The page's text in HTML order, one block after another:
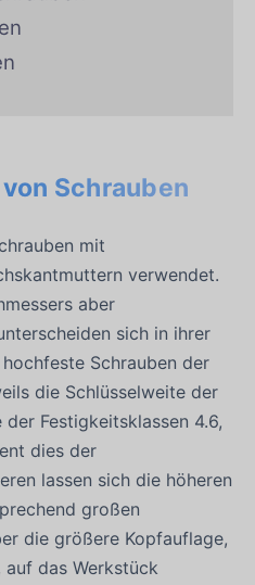
Schrauben
mit
verwendet.
aber
sich in ihrer
Schrauben der
die Schlüsselweite der
Festigkeitsklassen 4.6,
dies der
lassen sich die höheren
großen
die größere Kopfauflage,
das Werkstück